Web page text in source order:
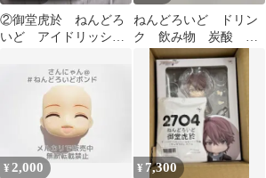
②御堂虎於 ねんどろ
いど アイドリッシュ
ねんどろいど ドリン
ク 飲み物 炭酸
百 アイドリッシュセ
ブン カスタム パー
¥2,000 ¥ 7,300